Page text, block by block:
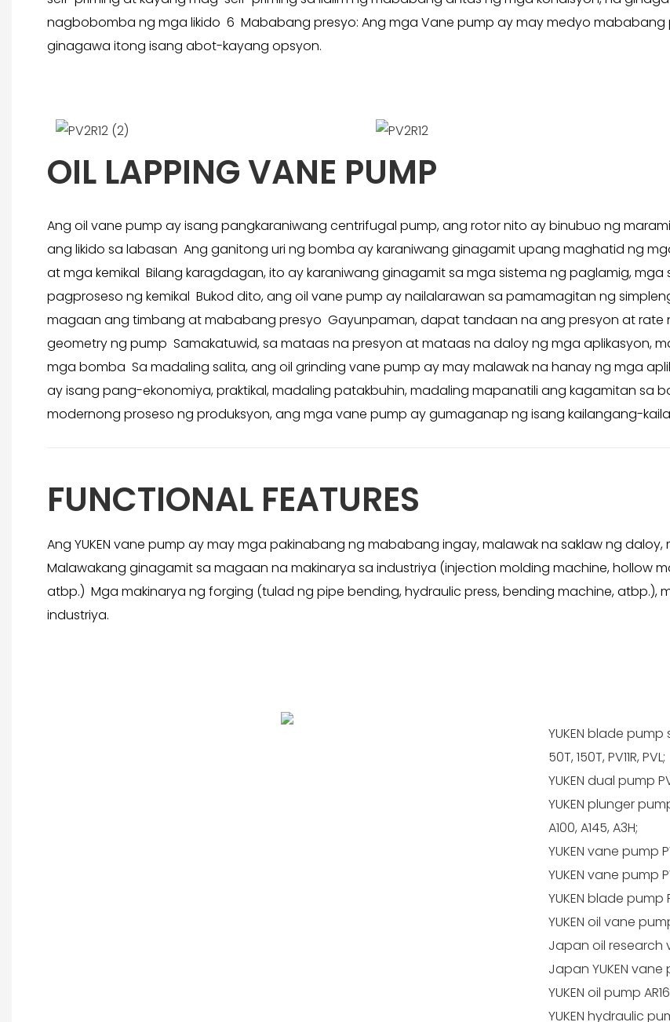
nagbobomba ng mga likido 6 Mababang presyo: Ang mga Vane pump ay may medyo mababang
ginagawa itong isang abot-kayang opsyon.
OIL LAPPING VANE PUMP
Ang oil vane pump ay isang pangkaraniwang centrifugal pump, ang rotor nito ay binubuo ng
ang likido sa labasan Ang ganitong uri ng bomba ay karaniwang ginagamit upang maghatid ng
at mga kemikal Bilang karagdagan, ito ay karaniwang ginagamit sa mga sistema ng paglamig,
pagproseso ng kemikal Bukod dito, ang oil vane pump ay nailalarawan sa pamamagitan ng
magaan ang timbang at mababang presyo Gayunpaman, dapat tandaan na ang presyon at rate
geometry ng pump Samakatuwid, sa mataas na presyon at mataas na daloy ng mga aplikasyon,
mga bomba Sa madaling salita, ang oil grinding vane pump ay may malawak na hanay ng mga
ay isang pang-ekonomiya, praktikal, madaling patakbuhin, madaling mapanatili ang kagamitan sa
modernong proseso ng produksyon, ang mga vane pump ay gumaganap ng isang kailangang-
FUNCTIONAL FEATURES
Ang YUKEN vane pump ay may mga pakinabang ng mababang ingay, malawak na saklaw ng
Malawakang ginagamit sa magaan na makinarya sa industriya (injection molding machine, hollow
atbp.) Mga makinarya ng forging (tulad ng pipe bending, hydraulic press, bending machine, atbp.),
industriya.
YUKEN blade pump
50T, 150T, PV11R, PVL;
YUKEN dual pump
YUKEN plunger
A100, A145, A3H;
YUKEN vane pump
YUKEN vane pump
YUKEN blade pump
YUKEN oil vane
Japan oil research
Japan YUKEN
YUKEN oil pump
YUKEN hydraulic